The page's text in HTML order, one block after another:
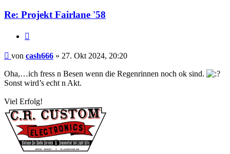
Re: Projekt Fairlane '58
Beitrag
von cash666 » 27. Okt 2024, 20:20
Oha,…ich fress n Besen wenn die Regenrinnen noch ok sind.
Sonst wird’s echt n Akt.
Viel Erfolg!